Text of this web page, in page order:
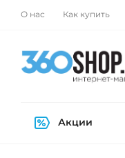
О нас Как купить
Акции